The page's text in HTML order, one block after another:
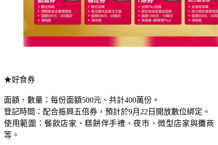
★好食券
面額、數量：每份面額500元、共計400萬份。
登記時間：配合振興五倍券，預計於9月22日開放數位綁定。
使用範圍：餐飲店家、糕餅伴手禮、夜市、微型店家與攤商
等。